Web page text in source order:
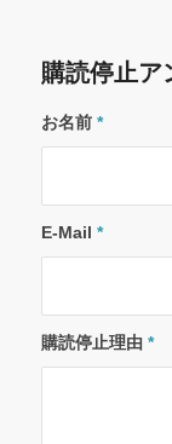
購読停止ア
お名前 *
E-Mail *
購読停止理由 *